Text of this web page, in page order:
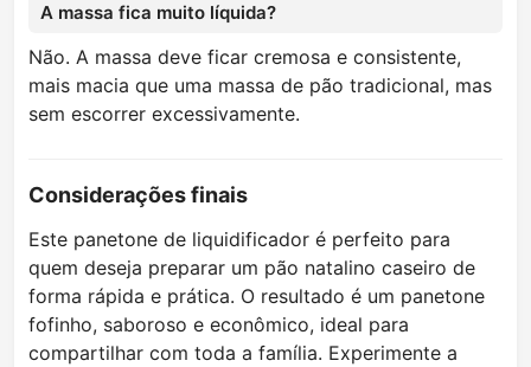
A massa fica muito líquida?
Não. A massa deve ficar cremosa e consistente,
mais macia que uma massa de pão tradicional, mas
sem escorrer excessivamente.
Considerações finais
Este panetone de liquidificador é perfeito para
quem deseja preparar um pão natalino caseiro de
forma rápida e prática. O resultado é um panetone
fofinho, saboroso e econômico, ideal para
compartilhar com toda a família. Experimente a